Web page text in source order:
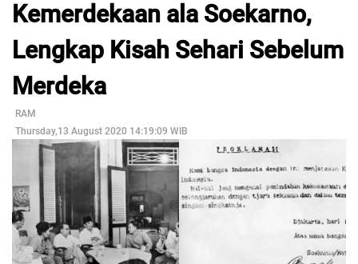
Kemerdekaan ala Soekarno,
Lengkap Kisah Sehari Sebelum
Merdeka
RAM
Thursday,13 August 2020 14:19:09 WIB